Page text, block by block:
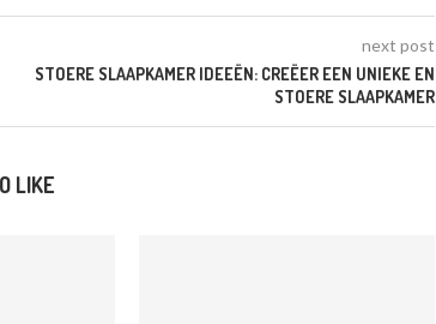
next post
STOERE SLAAPKAMER IDEEËN: CREËER EEN UNIEKE EN
STOERE SLAAPKAMER
LIKE